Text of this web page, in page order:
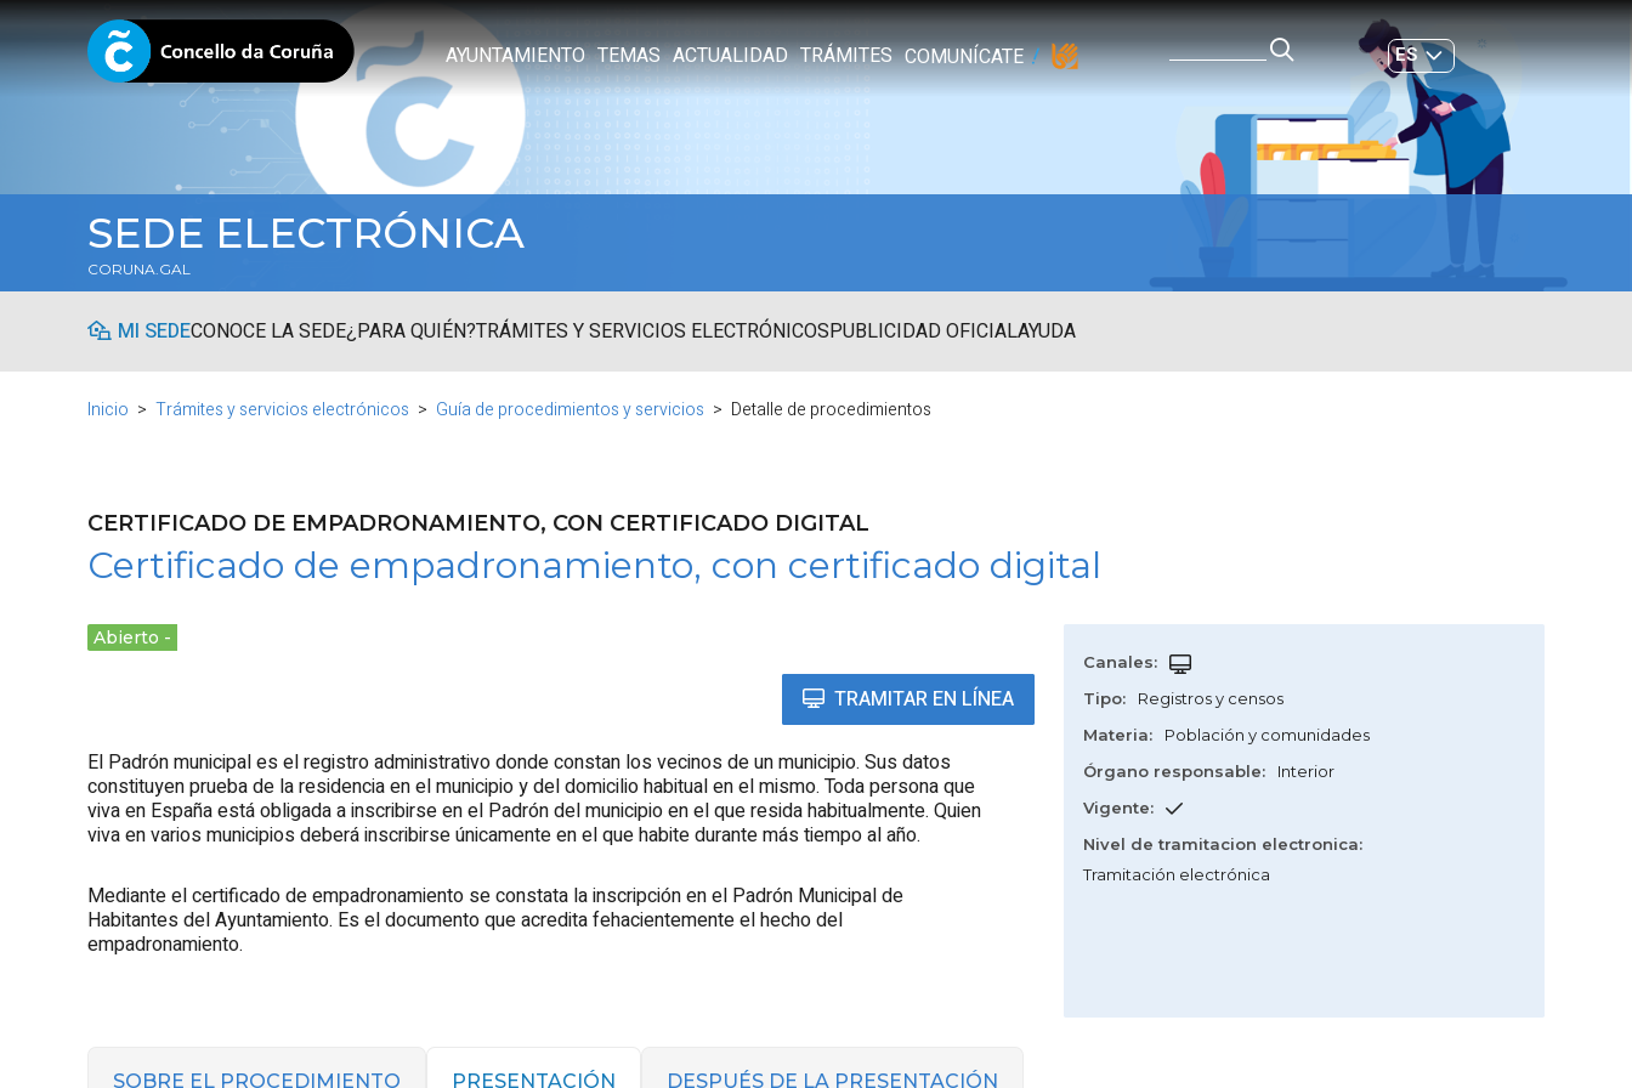
AYUNTAMIENTO TEMAS ACTUALIDAD TRÁMITES COMUNÍCATE
ES
GL
SEDE ELECTRÓNICA
CORUNA.GAL
MI SEDECONOCE LA SEDE¿PARA QUIÉN?TRÁMITES Y SERVICIOS ELECTRÓNICOSPUBLICIDAD OFICIALAYUDA
Inicio Trámites y servicios electrónicos Guía de procedimientos y servicios Detalle de procedimientos
CERTIFICADO DE EMPADRONAMIENTO, CON CERTIFICADO DIGITAL
Certificado de empadronamiento, con certificado digital
Abierto
TRAMITAR EN LÍNEA
El Padrón municipal es el registro administrativo donde constan los vecinos de un municipio. Sus datos
constituyen prueba de la residencia en el municipio y del domicilio habitual en el mismo. Toda persona que
viva en España está obligada a inscribirse en el Padrón del municipio en el que resida habitualmente. Quien
viva en varios municipios deberá inscribirse únicamente en el que habite durante más tiempo al año.
Mediante el certificado de empadronamiento se constata la inscripción en el Padrón Municipal de
Habitantes del Ayuntamiento. Es el documento que acredita fehacientemente el hecho del
empadronamiento.
Canales:
Tipo:
Registros y censos
Materia:
Población y comunidades
Órgano responsable:
Interior
Vigente:
Nivel de tramitacion electronica:
Tramitación electrónica
SOBRE EL PROCEDIMIENTO PRESENTACIÓN DESPUÉS DE LA PRESENTACIÓN